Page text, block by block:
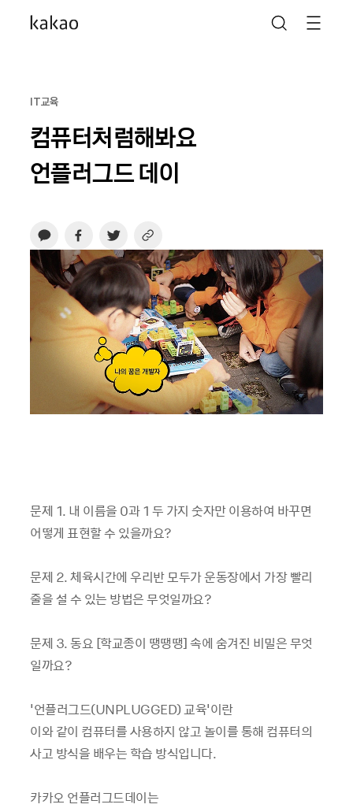
IT교육
컴퓨터처럼해봐요
언플러그드 데이
문제 1. 내 이름을 0과 1 두 가지 숫자만 이용하여 바꾸면
어떻게 표현할 수 있을까요?
문제 2. 체육시간에 우리반 모두가 운동장에서 가장 빨리
줄을 설 수 있는 방법은 무엇일까요?
문제 3. 동요 [학교종이 땡땡땡] 속에 숨겨진 비밀은 무엇
일까요?
'언플러그드(UNPLUGGED) 교육'이란
이와 같이 컴퓨터를 사용하지 않고 놀이를 통해 컴퓨터의
사고 방식을 배우는 학습 방식입니다.
카카오 언플러그드데이는